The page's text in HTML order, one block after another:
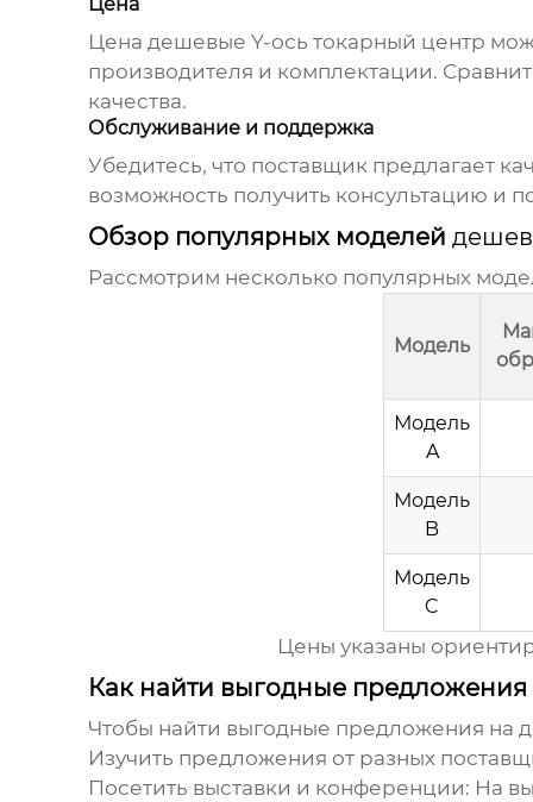
Цена
Цена дешевые Y-ось токарный центр
производителя и комплектации.
качества.
Обслуживание и поддержка
Убедитесь, что поставщик предлагает
возможность получить консультацию и
Обзор популярных моделей
Рассмотрим несколько популярных
Модель
Модель
A
Модель
B
Модель
C
Цены указаны
Как найти выгодные
Чтобы найти выгодные предложения на
Изучить предложения от разных
Посетить выставки и конференции: На